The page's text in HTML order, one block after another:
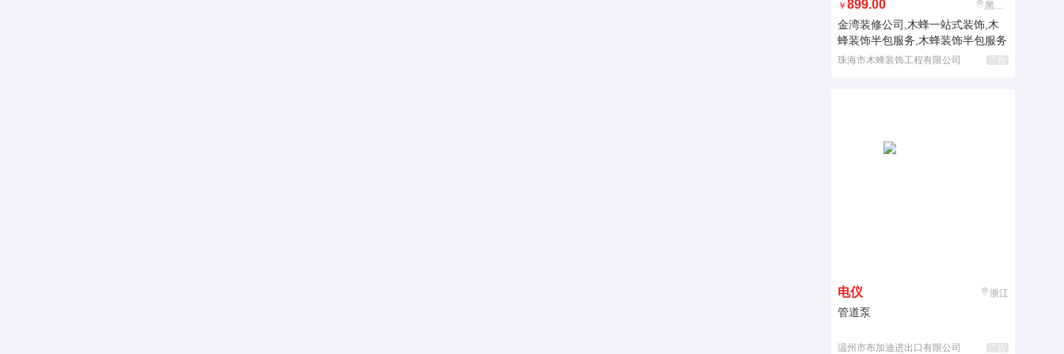
￥ 899.00 黑龙江
金湾装修公司,木蜂一站式装饰,木
蜂装饰半包服务,木蜂装饰半包服务
珠海市木蜂装饰工程有限公司 广告
电仪 浙江
管道泵
温州市布加迪进出口有限公司 广告